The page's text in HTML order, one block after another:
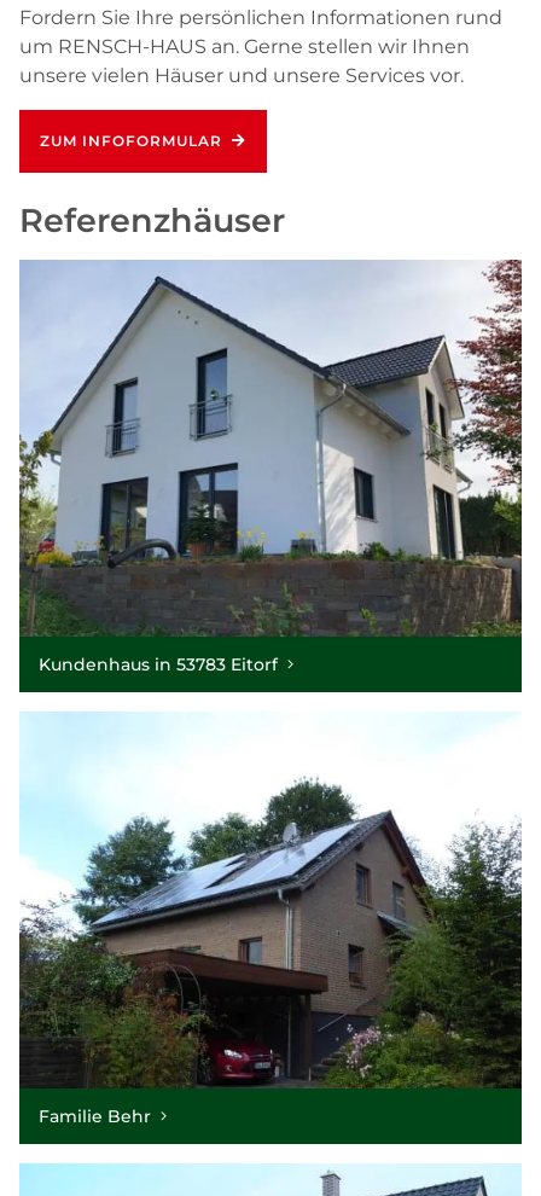
Fordern Sie Ihre persönlichen Informationen rund
um RENSCH-HAUS an. Gerne stellen wir Ihnen
unsere vielen Häuser und unsere Services vor.
ZUM INFOFORMULAR
Referenzhäuser
Kundenhaus in 53783 Eitorf
Familie Behr